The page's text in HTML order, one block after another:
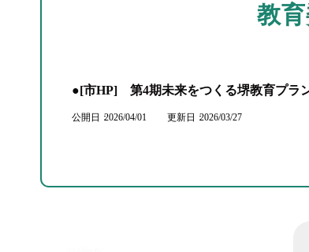
教
●[市HP] 第4期未来をつくる堺教育プラ
公開日 2026/04/01 更新日 2026/03/27